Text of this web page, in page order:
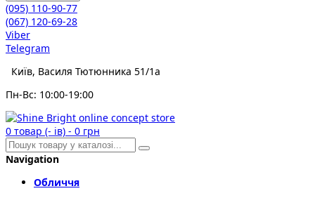
(095) 110-90-77
(067) 120-69-28
Viber
Telegram
Київ, Василя Тютюнника 51/1а
Пн-Вс: 10:00-19:00
0 товар (- ів) - 0 грн
Navigation
Обличчя